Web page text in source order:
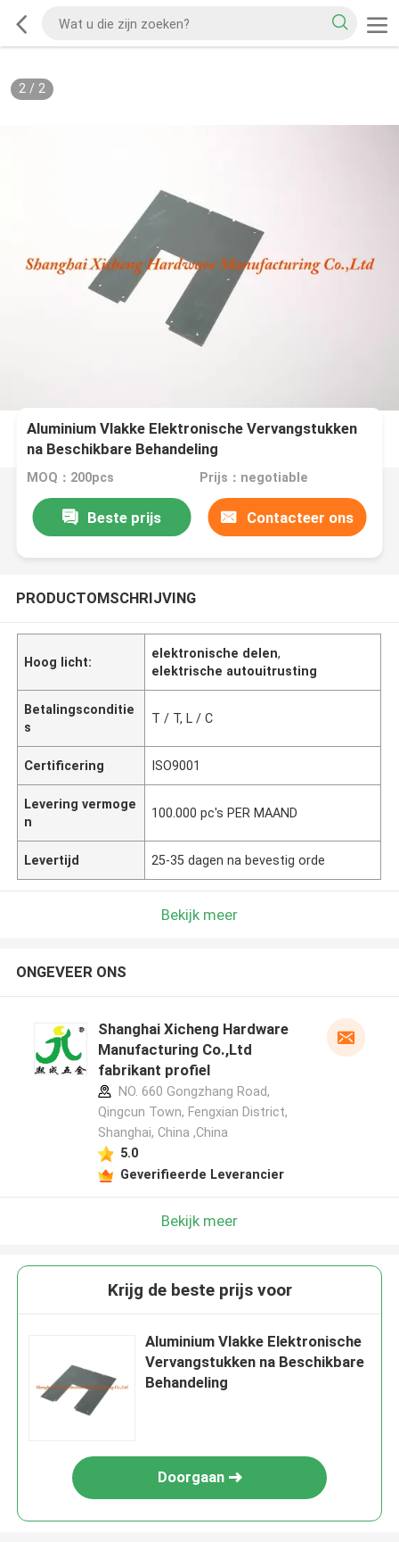
2/ 2
Aluminium Vlakke Elektronische Vervangstukken
na Beschikbare Behandeling
MOQ：200pcs Prijs：negotiable
Beste prijs Contacteer ons
PRODUCTOMSCHRIJVING
Hoog licht:
elektronische delen,
elektrische autouitrusting
Betalingsconditie
s
T / T, L / C
Certificering ISO9001
Levering vermoge
n
100.000 pc's PER MAAND
Levertijd 25-35 dagen na bevestig orde
Bekijk meer
ONGEVEER ONS
Shanghai Xicheng Hardware
Manufacturing Co.,Ltd
fabrikant profiel
NO. 660 Gongzhang Road,
Qingcun Town, Fengxian District,
Shanghai, China ,China
5.0
Geverifieerde Leverancier
Bekijk meer
Krijg de beste prijs voor
Aluminium Vlakke Elektronische
Vervangstukken na Beschikbare
Behandeling
Doorgaan